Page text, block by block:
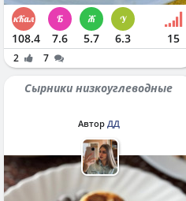
108.4 7.6 5.7 6.3 15
2 7
Сырники низкоуглеводные
Автор ДД